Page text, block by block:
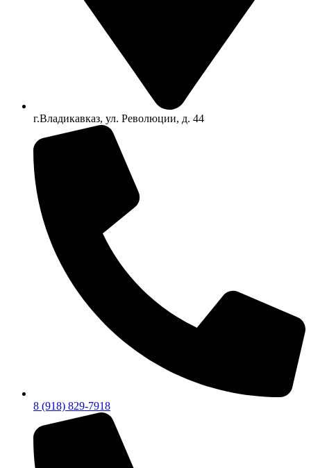
г.Владикавказ, ул. Революции, д. 44
8 (918) 829-7918